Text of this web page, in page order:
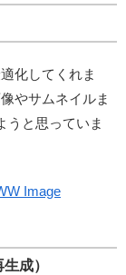
化してくれま
やサムネイルま
うと思っていま
Image
成）